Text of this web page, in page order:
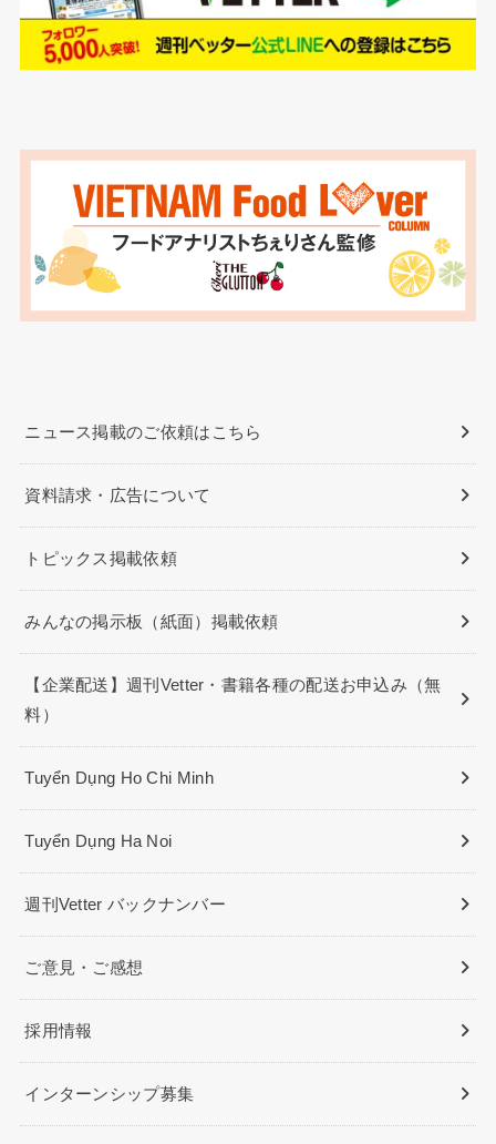
ニュース掲載のご依頼はこちら
資料請求・広告について
トピックス掲載依頼
みんなの掲示板（紙面）掲載依頼
【企業配送】週刊Vetter・書籍各種の配送お申込み（無
料）
Tuyển Dụng Ho Chi Minh
Tuyển Dụng Ha Noi
週刊Vetter バックナンバー
ご意見・ご感想
採用情報
インターンシップ募集